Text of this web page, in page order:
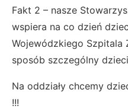
Fakt 2 – nasze
wspiera na co dzień
Wojewódzkiego Szpitala
sposób szczególny
Na oddziały chcemy
!!!